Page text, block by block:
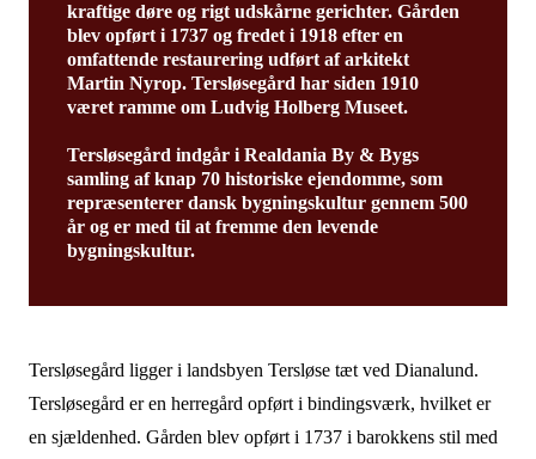
kraftige døre og rigt udskårne gerichter. Gården
blev opført i 1737 og fredet i 1918 efter en
omfattende restaurering udført af arkitekt
Martin Nyrop. Tersløsegård har siden 1910
været ramme om Ludvig Holberg Museet.
Tersløsegård indgår i Realdania By & Bygs
samling af knap 70 historiske ejendomme, som
repræsenterer dansk bygningskultur gennem 500
år og er med til at fremme den levende
bygningskultur.
Tersløsegård ligger i landsbyen Tersløse tæt ved Dianalund.
Tersløsegård er en herregård opført i bindingsværk, hvilket er
en sjældenhed. Gården blev opført i 1737 i barokkens stil med